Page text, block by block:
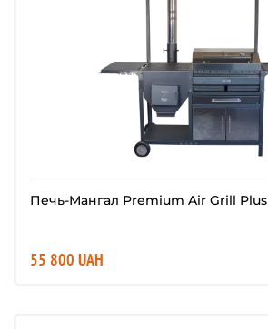
Печь-Мангал Premium Air Grill Plus
55 800 UAH